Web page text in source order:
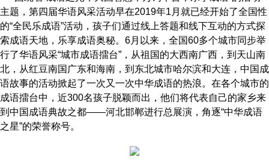
主题，第四届华语风采活动早在2019年1月就已经开始了全国性
的“全民乐成语”活动，孩子们通过线上答题和线下互动的方式探
索成语天地，乐享成语奥秘。6月以来，全国60多个城市同步举
行了华语风采“城市成语擂台”，从祖国的大西南广西，到天山南
北，从红豆南国广东和海南，到东北城市哈尔滨和大连，中国成
语故事的活动掀起了一次又一次中华成语的热浪。在各个城市的
成语擂台中，近300名孩子脱颖而出，他们将代表自己的家乡来
到中国成语典故之都——河北邯郸进行总展演，角逐“中华成语
之星”的荣誉称号。